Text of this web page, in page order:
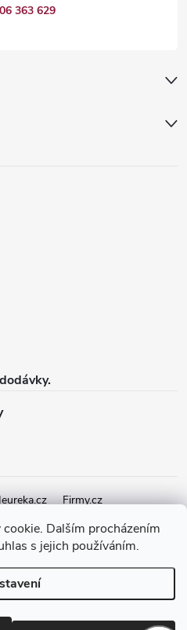
Dalším procházením
s jejich používáním.
363 629
Firmy.cz
cookies